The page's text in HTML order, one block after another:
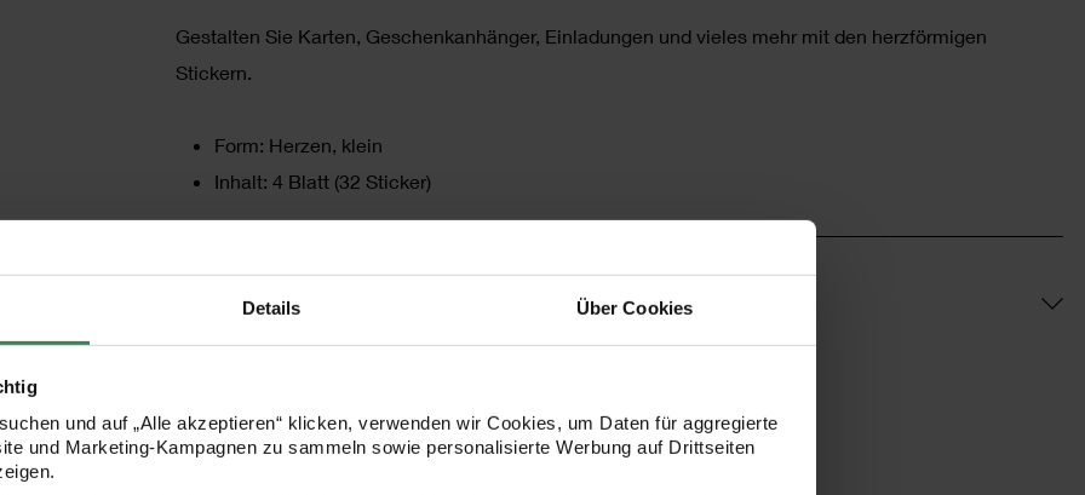
Details Über Cookies
und auf „Alle akzeptieren“ klicken, verwenden wir Cookies, um Daten für aggregierte
und Marketing-Kampagnen zu sammeln sowie personalisierte Werbung auf Drittseiten
Gestalten Sie Karten, Geschenkanhänger, Einladungen und vieles mehr mit den herzförmigen
Stickern.
Form: Herzen, klein
Inhalt: 4 Blatt (32 Sticker)
HERSTELLER